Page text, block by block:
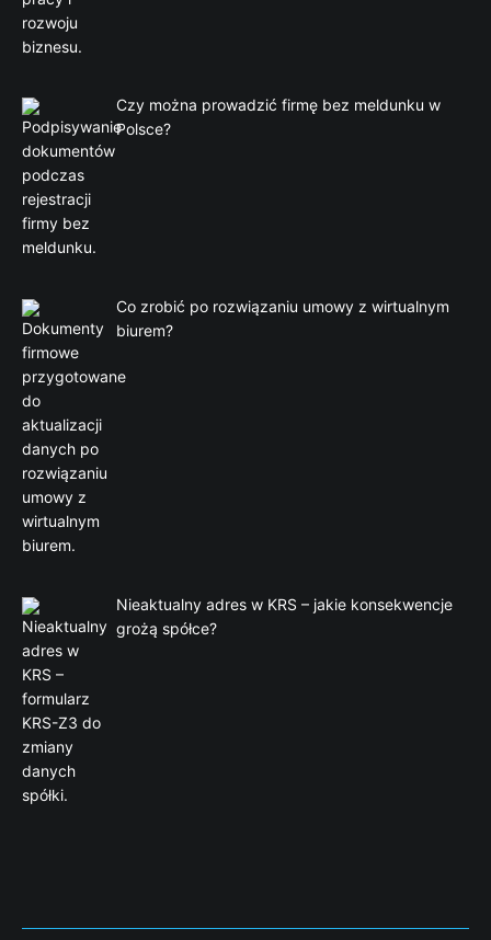
Czy można prowadzić firmę bez meldunku w
Polsce?
Co zrobić po rozwiązaniu umowy z wirtualnym
biurem?
Nieaktualny adres w KRS – jakie konsekwencje
grożą spółce?